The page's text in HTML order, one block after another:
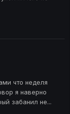
что неделя
я наверно
забанил не...